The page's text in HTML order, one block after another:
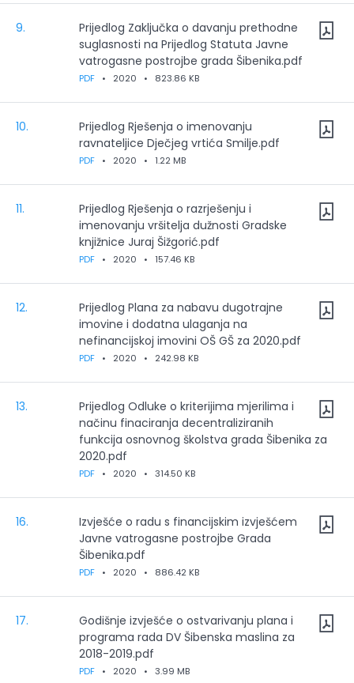
9.
Prijedlog Zaključka o davanju prethodne
suglasnosti na Prijedlog Statuta Javne
vatrogasne postrojbe grada Šibenika.pdf
PDF • 2020 • 823.86 KB
10.
Prijedlog Rješenja o imenovanju
ravnateljice Dječjeg vrtića Smilje.pdf
PDF • 2020 • 1.22 MB
11.
Prijedlog Rješenja o razrješenju i
imenovanju vršitelja dužnosti Gradske
knjižnice Juraj Šižgorić.pdf
PDF • 2020 • 157.46 KB
12.
Prijedlog Plana za nabavu dugotrajne
imovine i dodatna ulaganja na
nefinancijskoj imovini OŠ GŠ za 2020.pdf
PDF • 2020 • 242.98 KB
13.
Prijedlog Odluke o kriterijima mjerilima i
načinu finaciranja decentraliziranih
funkcija osnovnog školstva grada Šibenika za
2020.pdf
PDF • 2020 • 314.50 KB
16.
Izvješće o radu s financijskim izvješćem
Javne vatrogasne postrojbe Grada
Šibenika.pdf
PDF • 2020 • 886.42 KB
17.
Godišnje izvješće o ostvarivanju plana i
programa rada DV Šibenska maslina za
2018-2019.pdf
PDF • 2020 • 3.99 MB